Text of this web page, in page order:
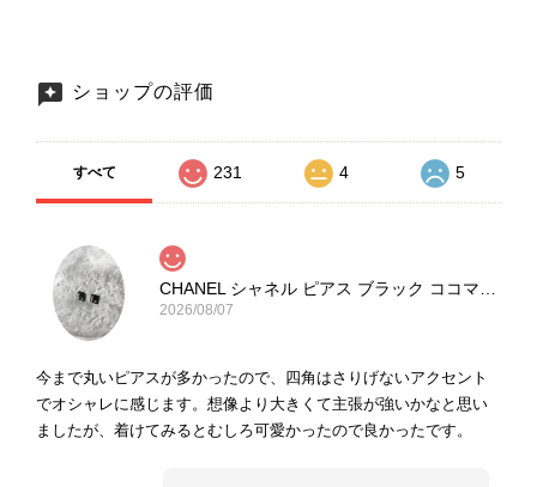
ショップの評価
すべて 231 4 5
2026/08/07
今まで丸いピアスが多かったので、四角はさりげないアクセント
でオシャレに感じます。想像より大きくて主張が強いかなと思い
ましたが、着けてみるとむしろ可愛かったので良かったです。